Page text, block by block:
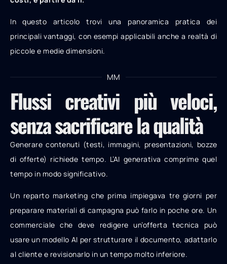
In questo articolo trovi una panoramica pratica dei
principali vantaggi, con esempi applicabili anche a realtà di
piccole e medie dimensioni.
MM
Flussi creativi più veloci,
senza sacrificare la qualità
Generare contenuti (testi, immagini, presentazioni, bozze
di offerte) richiede tempo. L’AI generativa comprime quel
tempo in modo significativo.
Un reparto marketing che prima impiegava tre giorni per
preparare materiali di campagna può farlo in poche ore. Un
commerciale che deve redigere un’offerta tecnica può
usare un modello AI per strutturare il documento, adattarlo
al cliente e revisionarlo in un tempo molto inferiore.